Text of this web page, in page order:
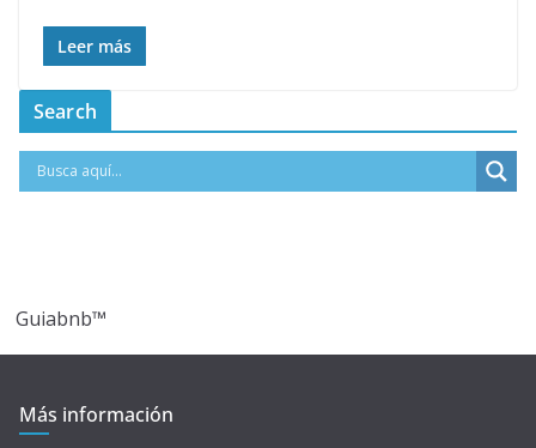
Leer más
Search
Guiabnb™
Más información